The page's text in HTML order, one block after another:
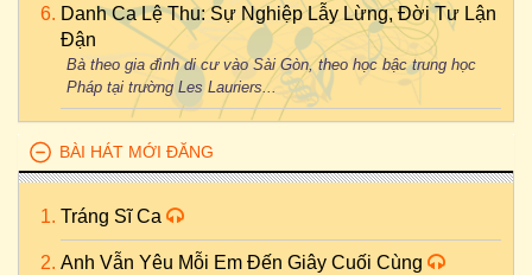
Danh Ca Lệ Thu: Sự Nghiệp Lẫy Lừng, Đời Tư Lận
Đận
Bà theo gia đình di cư vào Sài Gòn, theo học bậc trung học
Pháp tại trường Les Lauriers...
BÀI HÁT MỚI ĐĂNG
Tráng Sĩ Ca
Anh Vẫn Yêu Mỗi Em Đến Giây Cuối Cùng